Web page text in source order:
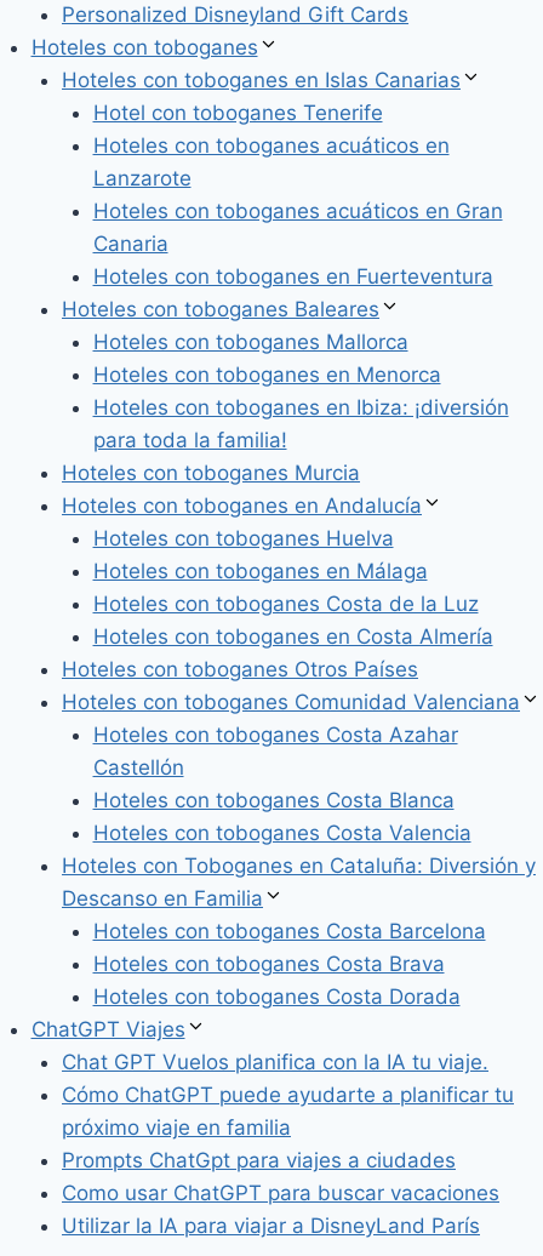
Personalized Disneyland Gift Cards
Hoteles con toboganes
Hoteles con toboganes en Islas Canarias
Hotel con toboganes Tenerife
Hoteles con toboganes acuáticos en
Lanzarote
Hoteles con toboganes acuáticos en Gran
Canaria
Hoteles con toboganes en Fuerteventura
Hoteles con toboganes Baleares
Hoteles con toboganes Mallorca
Hoteles con toboganes en Menorca
Hoteles con toboganes en Ibiza: ¡diversión
para toda la familia!
Hoteles con toboganes Murcia
Hoteles con toboganes en Andalucía
Hoteles con toboganes Huelva
Hoteles con toboganes en Málaga
Hoteles con toboganes Costa de la Luz
Hoteles con toboganes en Costa Almería
Hoteles con toboganes Otros Países
Hoteles con toboganes Comunidad Valenciana
Hoteles con toboganes Costa Azahar
Castellón
Hoteles con toboganes Costa Blanca
Hoteles con toboganes Costa Valencia
Hoteles con Toboganes en Cataluña: Diversión y
Descanso en Familia
Hoteles con toboganes Costa Barcelona
Hoteles con toboganes Costa Brava
Hoteles con toboganes Costa Dorada
ChatGPT Viajes
Chat GPT Vuelos planifica con la IA tu viaje.
Cómo ChatGPT puede ayudarte a planificar tu
próximo viaje en familia
Prompts ChatGpt para viajes a ciudades
Como usar ChatGPT para buscar vacaciones
Utilizar la IA para viajar a DisneyLand París